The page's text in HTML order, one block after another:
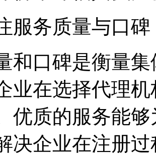
服务质量与口碑
和口碑是衡量
业在选择代理
优质的服务能
决企业在注册